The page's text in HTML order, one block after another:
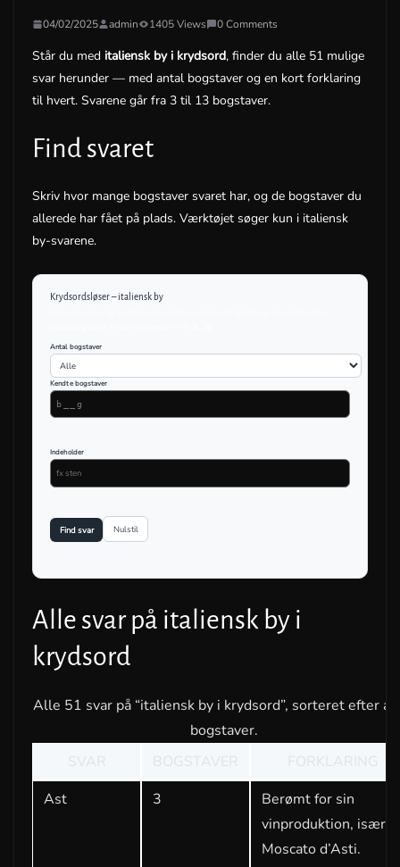
04/02/2025 admin 1405 Views 0 Comments
Står du med italiensk by i krydsord, finder du alle 51 mulige
svar herunder — med antal bogstaver og en kort forklaring
til hvert. Svarene går fra 3 til 13 bogstaver.
Find svaret
Skriv hvor mange bogstaver svaret har, og de bogstaver du
allerede har fået på plads. Værktøjet søger kun i italiensk
by-svarene.
Krydsordsløser – italiensk by
Antal bogstaver
Kendte bogstaver
Indeholder
Find svar Nulstil
Alle svar på italiensk by i
krydsord
Alle 51 svar på “italiensk by i krydsord”, sorteret efter
bogstaver.
SVAR
BOGSTAVER
FORKLARING
Ast
3
Berømt for sin
vinproduktion, især
Moscato d’Asti.